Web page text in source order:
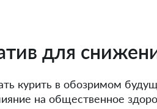
для
курить в обозримом
на общественное